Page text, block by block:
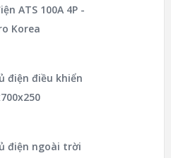
ATS 100A 4P -
Korea
điện điều khiển
điện ngoài trời